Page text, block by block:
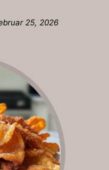
25, 2026